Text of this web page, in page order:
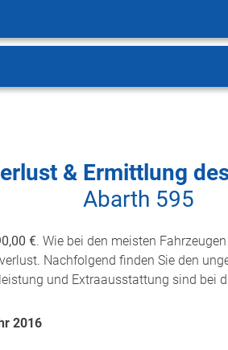
& Ermittlung
Abarth 595
€. Wie bei den meisten
Nachfolgend finden Sie den
und Extraausstattung sind bei
2016